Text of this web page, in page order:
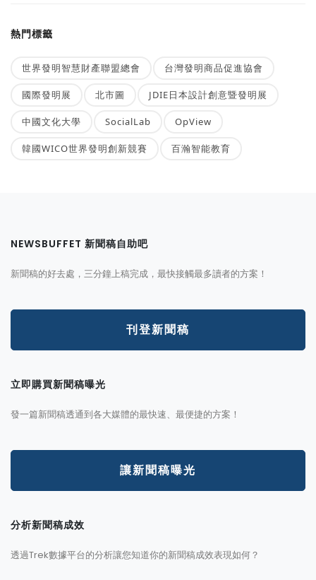
熱門標籤
世界發明智慧財產聯盟總會 台灣發明商品促進協會
國際發明展 北市圖 JDIE日本設計創意暨發明展
中國文化大學 SocialLab OpView
韓國WICO世界發明創新競賽 百瀚智能教育
NEWSBUFFET 新聞稿自助吧
新聞稿的好去處，三分鐘上稿完成，最快接觸最多讀者的方案！
刊登新聞稿
立即購買新聞稿曝光
發一篇新聞稿透通到各大媒體的最快速、最便捷的方案！
讓新聞稿曝光
分析新聞稿成效
透過Trek數據平台的分析讓您知道你的新聞稿成效表現如何？